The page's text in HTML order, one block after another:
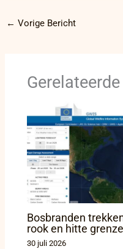
← Vorige Bericht
Bosbranden
rook en hitte
30 juli 2026